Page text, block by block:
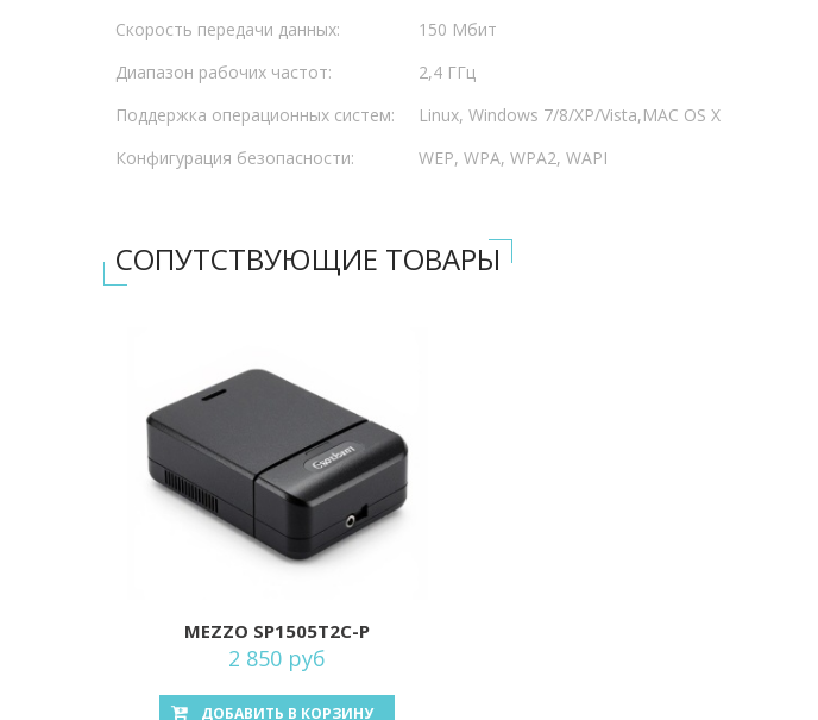
Скорость передачи данных:
150 Мбит
Диапазон рабочих частот:
2,4 ГГц
Поддержка операционных систем:
Linux, Windows 7/8/XP/Vista,MAC OS X
Конфигурация безопасности:
WEP, WPA, WPA2, WAPI
СОПУТСТВУЮЩИЕ ТОВАРЫ
MEZZO SP1505T2C-P
2 850 руб
ДОБАВИТЬ В КОРЗИНУ